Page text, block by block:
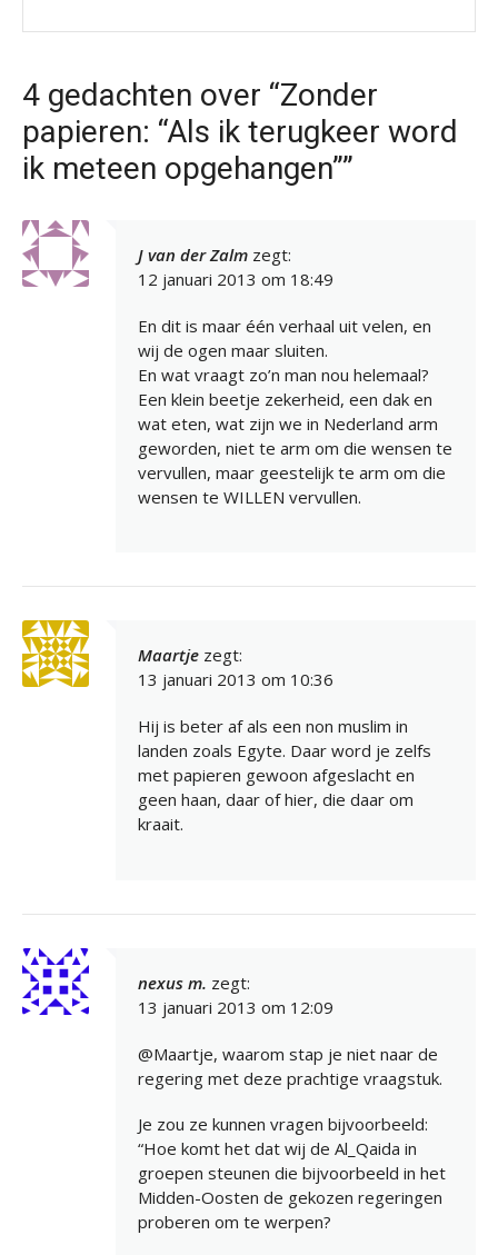
4 gedachten over “Zonder
papieren: “Als ik terugkeer word
ik meteen opgehangen””
J van der Zalm zegt:
12 januari 2013 om 18:49
En dit is maar één verhaal uit velen, en
wij de ogen maar sluiten.
En wat vraagt zo’n man nou helemaal?
Een klein beetje zekerheid, een dak en
wat eten, wat zijn we in Nederland arm
geworden, niet te arm om die wensen te
vervullen, maar geestelijk te arm om die
wensen te WILLEN vervullen.
Maartje zegt:
13 januari 2013 om 10:36
Hij is beter af als een non muslim in
landen zoals Egyte. Daar word je zelfs
met papieren gewoon afgeslacht en
geen haan, daar of hier, die daar om
kraait.
nexus m. zegt:
13 januari 2013 om 12:09
@Maartje, waarom stap je niet naar de
regering met deze prachtige vraagstuk.
Je zou ze kunnen vragen bijvoorbeeld:
“Hoe komt het dat wij de Al_Qaida in
groepen steunen die bijvoorbeeld in het
Midden-Oosten de gekozen regeringen
proberen om te werpen?